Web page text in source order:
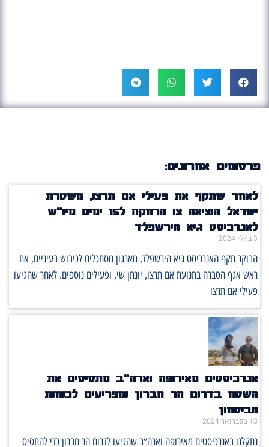
פרסומים אחרונים:
לאחר שתקף את פעילי אם תרצו, משטרת
ישראל הוציאה צו הרחקה ל15 ימים מיו"ש
לאנרכיסט גיא הירשפלד
3 ביולי 2024
הבוקר תקף האנרכיסט גיא הירשפלד, מארגון מסתכלים לכיבוש בעיניים, את
ראש אגף הסברה בתנועת אם תרצו, יונתן שי, ופעילים נוספים. לאחר שהגיעו
פעילי אם תרצו
אנרכיסטים מאירופה וארה"ב מתסיסים את
השטח בדרום הר חברון ומפריעים לכוחות
הביטחון
13 בפברואר 2024
נתקלנו באנרכיסטים מאירופה וארה״ב שהגיעו לדרום הר חברון כדי להתסיס